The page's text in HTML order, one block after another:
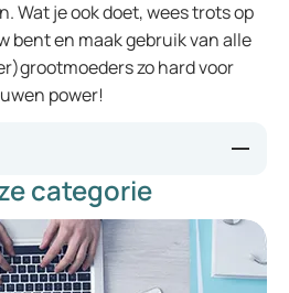
Wat je ook doet, wees trots op
bent en maak gebruik van alle
zo hard voor
power!
vrouwendag.nl/
categorie